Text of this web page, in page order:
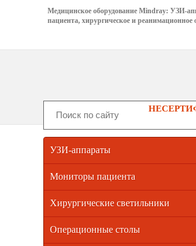
Медицинское оборудование Mindray: УЗИ-
пациента, хирургическое и реанимационное
УЗИ-аппараты
Мониторы пациента
Хирургические светильники
Операционные столы